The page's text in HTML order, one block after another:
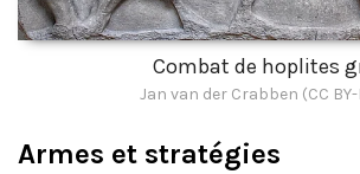
Combat de hoplites
Jan van der Crabben (CC BY-
Armes et stratégies